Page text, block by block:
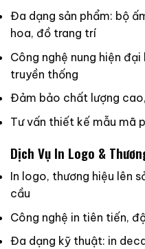
Đa dạng sản phẩm: bộ
hoa, đồ trang trí
Công nghệ nung hiện
truyền thống
Đảm bảo chất lượng
Tư vấn thiết kế mẫu mã
Dịch Vụ In Logo &
In logo, thương hiệu lên
cầu
Công nghệ in tiên tiến,
Đa dạng kỹ thuật: in